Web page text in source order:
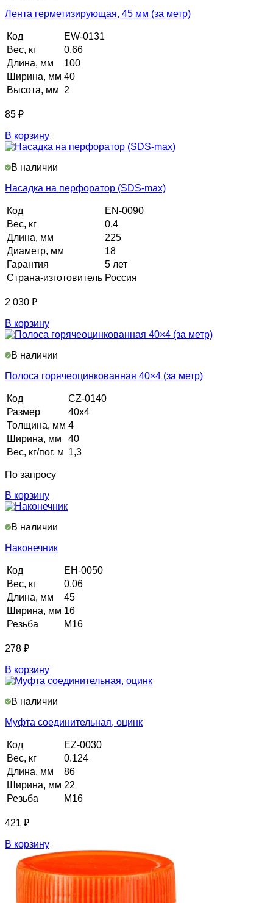
Лента герметизирующая, 45 мм (за метр)
Код
EW-0131
Вес, кг
0.66
Длина, мм
100
Ширина, мм 40
Высота, мм 2
85 ₽
В корзину
В наличии
Насадка на перфоратор (SDS-max)
Код
EN-0090
Вес, кг
0.4
Длина, мм
225
Диаметр, мм
18
Гарантия
5 лет
Страна-изготовитель Россия
2 030 ₽
В корзину
В наличии
Полоса горячеоцинкованная 40×4 (за метр)
Код
CZ-0140
Размер
40х4
Толщина, мм 4
Ширина, мм
40
Вес, кг/пог. м 1,3
По запросу
В корзину
В наличии
Наконечник
Код
EH-0050
Вес, кг
0.06
Длина, мм
45
Ширина, мм 16
Резьба
М16
278 ₽
В корзину
В наличии
Муфта соединительная, оцинк
Код
EZ-0030
Вес, кг
0.124
Длина, мм
86
Ширина, мм 22
Резьба
М16
421 ₽
В корзину